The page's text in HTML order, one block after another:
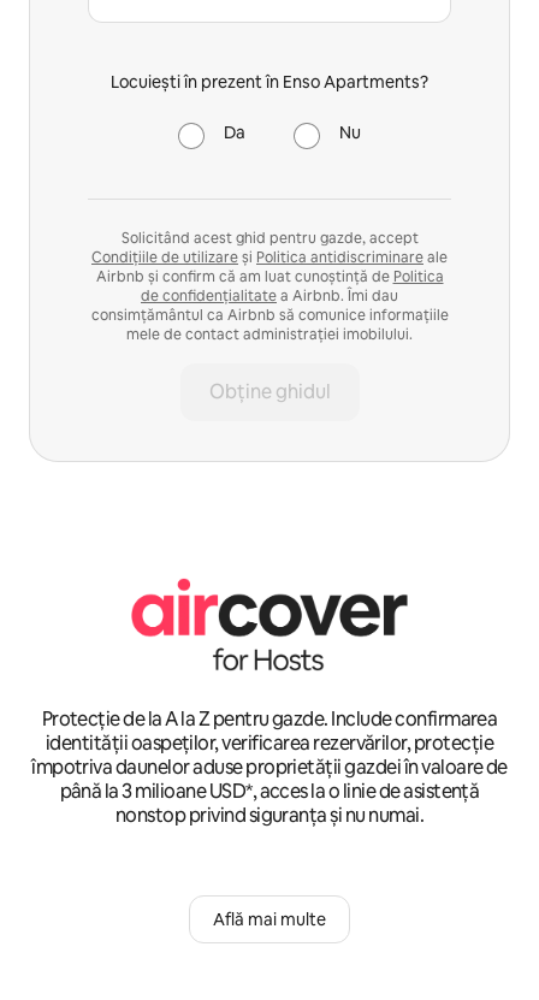
Locuiești în prezent în Enso Apartments?
Da Nu
Solicitând acest ghid pentru gazde, accept
Condițiile de utilizareși Politica antidiscriminareale
Airbnb și confirm că am luat cunoștință de Politica
de confidențialitatea Airbnb. Îmi dau
consimțământul ca Airbnb să comunice informațiile
mele de contact administrației imobilului.
Obține ghidul
Protecție de la A la Z pentru gazde. Include confirmarea
identității oaspeților, verificarea rezervărilor, protecție
împotriva daunelor aduse proprietății gazdei în valoare de
până la 3 milioane USD*, acces la o linie de asistență
nonstop privind siguranța și nu numai.
Află mai multe